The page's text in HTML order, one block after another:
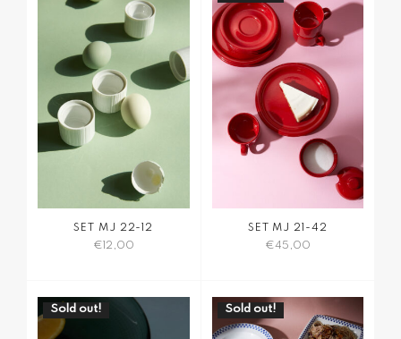
SET MJ 22-12
€ 12,00
SET MJ 21-42
€45,00
Sold out! Sold out!